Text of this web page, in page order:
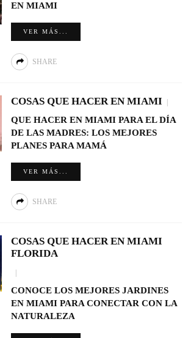
EN MIAMI
VER MÁS...
SHARE
COSAS QUE HACER EN MIAMI
QUE HACER EN MIAMI PARA EL DÍA
DE LAS MADRES: LOS MEJORES
PLANES PARA MAMÁ
VER MÁS...
SHARE
COSAS QUE HACER EN MIAMI
FLORIDA
CONOCE LOS MEJORES JARDINES
EN MIAMI PARA CONECTAR CON LA
NATURALEZA